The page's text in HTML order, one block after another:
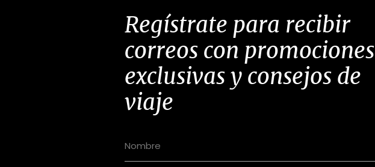
Regístrate para recibir
correos con promociones
exclusivas y consejos de
viaje